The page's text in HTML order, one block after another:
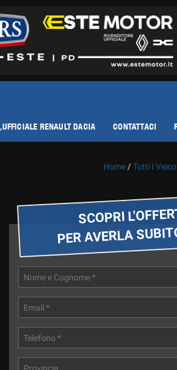
RENAULT DACIA CONTATTACI
Home /Tutti I
SCOPRI
PER AVERLA